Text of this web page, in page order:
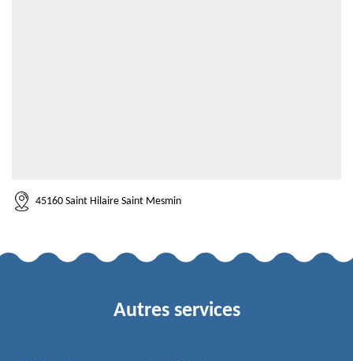
45160 Saint Hilaire Saint Mesmin
Autres services